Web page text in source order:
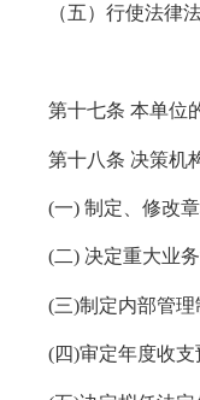
（五）行使法律法
第十七条 本单位的
第十八条 决策机
(一) 制定、修改章
(二) 决定重大业务
(三)制定内部管理
(四)审定年度收支